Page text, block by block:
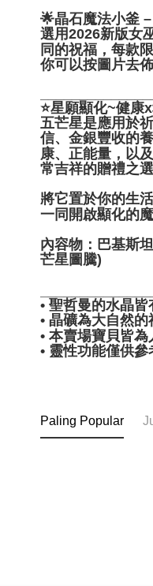
🌟晶石魔法小釜
選用2026新版女
同的祝福，每款限
你可以按圖片去
⭐️星願顯化~健康
五芒星是應用於
信、金銀豐收的
康、正能量，以
常吉祥的贈禮之選
將它置於你的生
一同開啟顯化的魔
內容物：巴基斯
芒星圖騰)
• 聖哲曼的水晶
• 晶礦為大自然
• 本賣場寶貝皆
• 靈性功能僅供
Paling Popular